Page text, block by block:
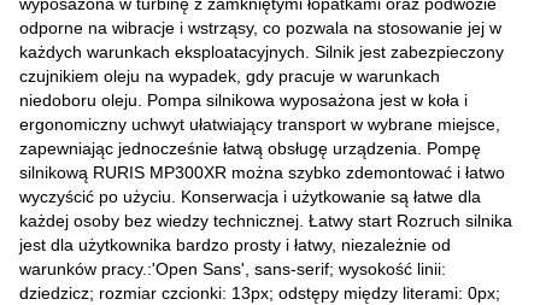
odporne na wibracje i wstrząsy, co pozwala na stosowanie jej w
każdych warunkach eksploatacyjnych. Silnik jest zabezpieczony
czujnikiem oleju na wypadek, gdy pracuje w warunkach
niedoboru oleju. Pompa silnikowa wyposażona jest w koła i
ergonomiczny uchwyt ułatwiający transport w wybrane miejsce,
zapewniając jednocześnie łatwą obsługę urządzenia. Pompę
silnikową RURIS MP300XR można szybko zdemontować i łatwo
wyczyścić po użyciu. Konserwacja i użytkowanie są łatwe dla
każdej osoby bez wiedzy technicznej. Łatwy start Rozruch silnika
jest dla użytkownika bardzo prosty i łatwy, niezależnie od
warunków pracy.:'Open Sans', sans-serif; wysokość linii:
dziedzicz; rozmiar czcionki: 13px; odstępy między literami: 0px;